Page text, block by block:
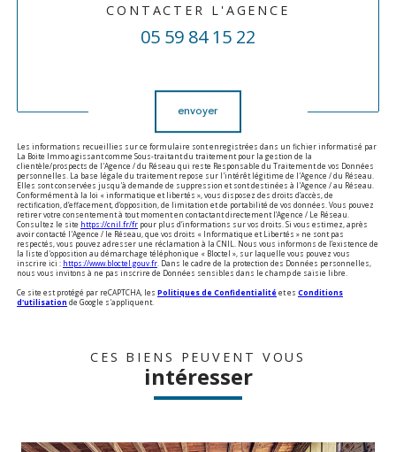
CONTACTER L'AGENCE
05 59 84 15 22
envoyer
Les informations recueillies sur ce formulaire sont enregistrées dans un fichier informatisé par
La Boite Immo agissant comme Sous-traitant du traitement pour la gestion de la
clientèle/prospects de l'Agence / du Réseau qui reste Responsable du Traitement de vos Données
personnelles. La base légale du traitement repose sur l'intérêt légitime de l'Agence / du Réseau.
Elles sont conservées jusqu'à demande de suppression et sont destinées à l'Agence / au Réseau.
Conformément à la loi « informatique et libertés », vous disposez des droits d’accès, de
rectification, d’effacement, d’opposition, de limitation et de portabilité de vos données. Vous pouvez
retirer votre consentement à tout moment en contactant directement l’Agence / Le Réseau.
Consultez le site https://cnil.fr/fr pour plus d’informations sur vos droits. Si vous estimez, après
avoir contacté l'Agence / le Réseau, que vos droits « Informatique et Libertés » ne sont pas
respectés, vous pouvez adresser une réclamation à la CNIL. Nous vous informons de l’existence de
la liste d'opposition au démarchage téléphonique « Bloctel », sur laquelle vous pouvez vous
inscrire ici : https://www.bloctel.gouv.fr . Dans le cadre de la protection des Données personnelles,
nous vous invitons à ne pas inscrire de Données sensibles dans le champ de saisie libre.
Ce site est protégé par reCAPTCHA, les Politiques de Confidentialité et es Conditions
d'utilisation de Google s'appliquent.
CES BIENS PEUVENT VOUS
intéresser